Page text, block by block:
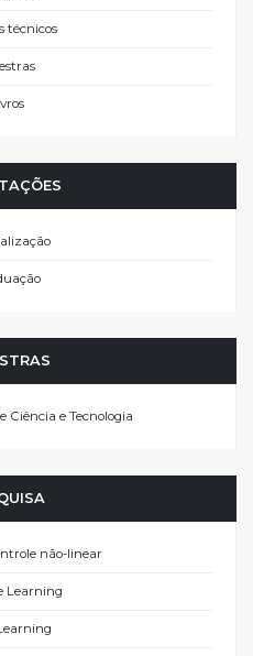
técnicos
Ciência e Tecnologia
não-linear
Learning